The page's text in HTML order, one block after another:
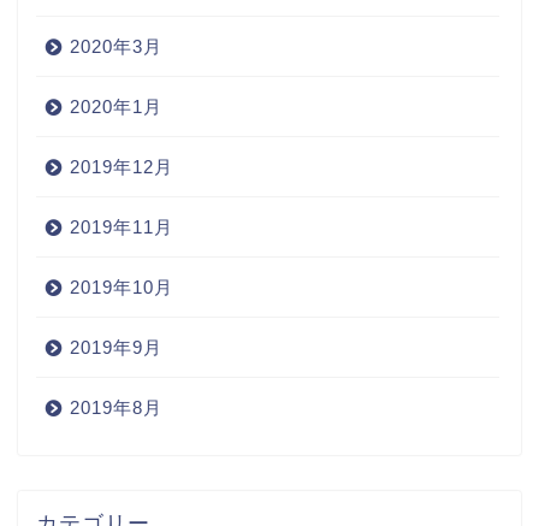
2020年3月
2020年1月
2019年12月
2019年11月
2019年10月
2019年9月
2019年8月